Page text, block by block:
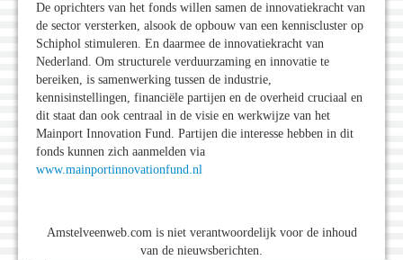
De oprichters van het fonds willen samen de innovatiekracht van
de sector versterken, alsook de opbouw van een kenniscluster op
Schiphol stimuleren. En daarmee de innovatiekracht van
Nederland. Om structurele verduurzaming en innovatie te
bereiken, is samenwerking tussen de industrie,
kennisinstellingen, financiële partijen en de overheid cruciaal en
dit staat dan ook centraal in de visie en werkwijze van het
Mainport Innovation Fund. Partijen die interesse hebben in dit
fonds kunnen zich aanmelden via
www.mainportinnovationfund.nl
Amstelveenweb.com is niet verantwoordelijk voor de inhoud
van de nieuwsberichten.